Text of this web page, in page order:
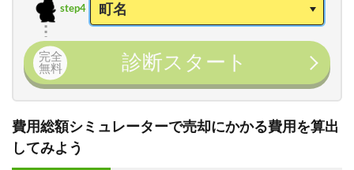
step4
完全
無料
診断スタート
費用総額シミュレーターで売却にかかる費用を算出
してみよう